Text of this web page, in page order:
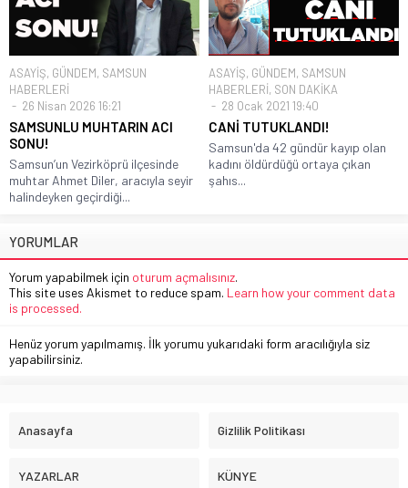
ASAYİŞ, GÜNDEM, SAMSUN
HABERLERİ
26 Nisan 2026 16:21
SAMSUNLU MUHTARIN ACI
SONU!
Samsun’un Vezirköprü ilçesinde
muhtar Ahmet Diler, aracıyla seyir
halindeyken geçirdiği...
ASAYİŞ, GÜNDEM, SAMSUN
HABERLERİ, SON DAKİKA
28 Ocak 2021 19:40
CANİ TUTUKLANDI!
Samsun'da 42 gündür kayıp olan
kadını öldürdüğü ortaya çıkan
şahıs...
YORUMLAR
Yorum yapabilmek için oturum açmalısınız.
This site uses Akismet to reduce spam. Learn how your comment data
is processed.
Henüz yorum yapılmamış. İlk yorumu yukarıdaki form aracılığıyla siz
yapabilirsiniz.
Anasayfa Gizlilik Politikası
YAZARLAR KÜNYE